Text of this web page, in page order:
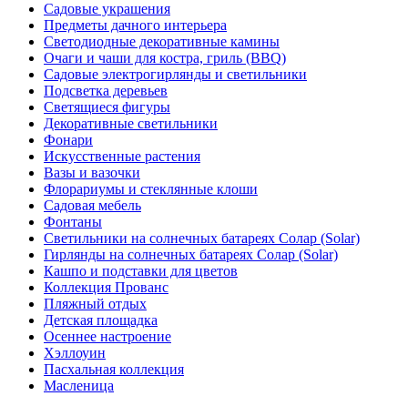
Садовые украшения
Предметы дачного интерьера
Светодиодные декоративные камины
Очаги и чаши для костра, гриль (BBQ)
Садовые электрогирлянды и светильники
Подсветка деревьев
Светящиеся фигуры
Декоративные светильники
Фонари
Искусственные растения
Вазы и вазочки
Флорариумы и стеклянные клоши
Садовая мебель
Фонтаны
Светильники на солнечных батареях Солар (Solar)
Гирлянды на солнечных батареях Солар (Solar)
Кашпо и подставки для цветов
Коллекция Прованс
Пляжный отдых
Детская площадка
Осеннее настроение
Хэллоуин
Пасхальная коллекция
Масленица